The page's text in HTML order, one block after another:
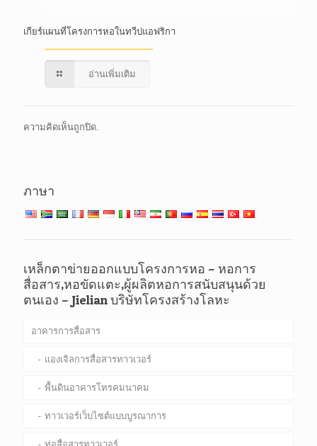
เกียร์แผนที่โครงการหอในทวีปแอฟริกา
อ่านเพิ่มเติม
ความคิดเห็นถูกปิด.
ภาษา
เหล็กตาข่ายออกแบบโครงการหอ – หอการ
สื่อสาร,หอขัดแตะ,ผู้ผลิตหอการสนับสนุนด้วย
ตนเอง – Jielian บริษัทโครงสร้างโลหะ
อาคารการสื่อสาร
แองเจิลการสื่อสารทาวเวอร์
พื้นดินอาคารโทรคมนาคม
ทาวเวอร์เว็บไซต์แบบบูรณาการ